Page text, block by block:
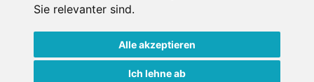
Sie relevanter sind.
Alle akzeptieren
Ich lehne ab
Datenschutzbedingungen